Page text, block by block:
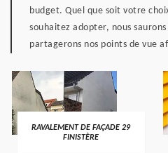
budget. Quel que soit votre
souhaitez adopter, nous
partagerons nos points de vue
RAVALEMENT DE FAÇADE 29
FINISTÈRE